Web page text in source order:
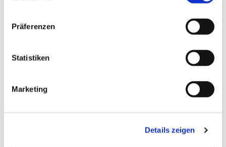
Präferenzen
Statistiken
Marketing
Details zeigen